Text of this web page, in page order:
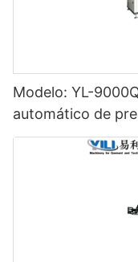
Modelo: YL-
automático de